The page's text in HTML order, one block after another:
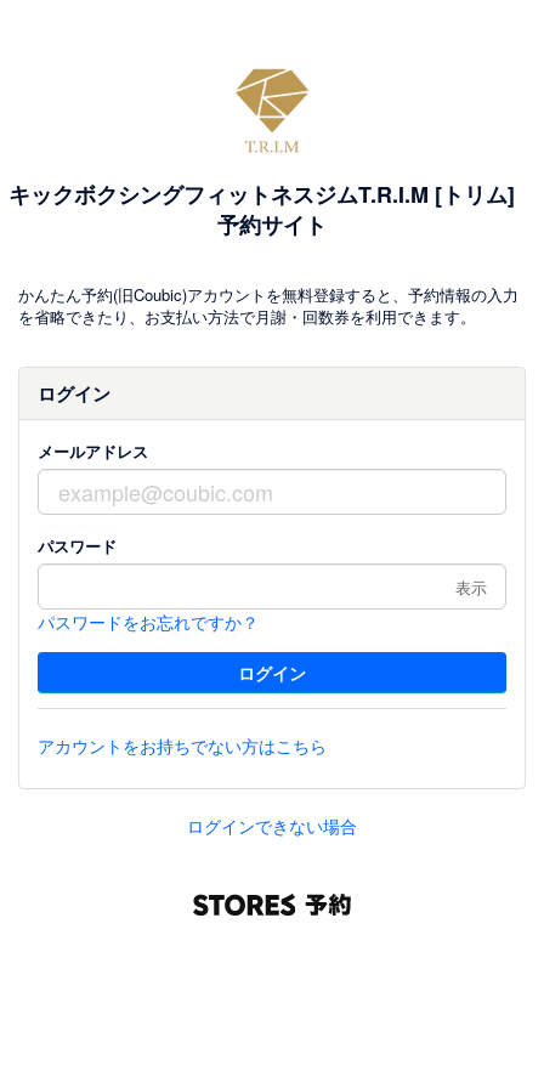
キックボクシングフィットネスジムT.R.I.M [トリム]
予約サイト
かんたん予約(旧Coubic)アカウントを無料登録すると、予約情報の入力
を省略できたり、お支払い方法で月謝・回数券を利用できます。
ログイン
メールアドレス
パスワード
表示
パスワードをお忘れですか？
アカウントをお持ちでない方はこちら
ログインできない場合